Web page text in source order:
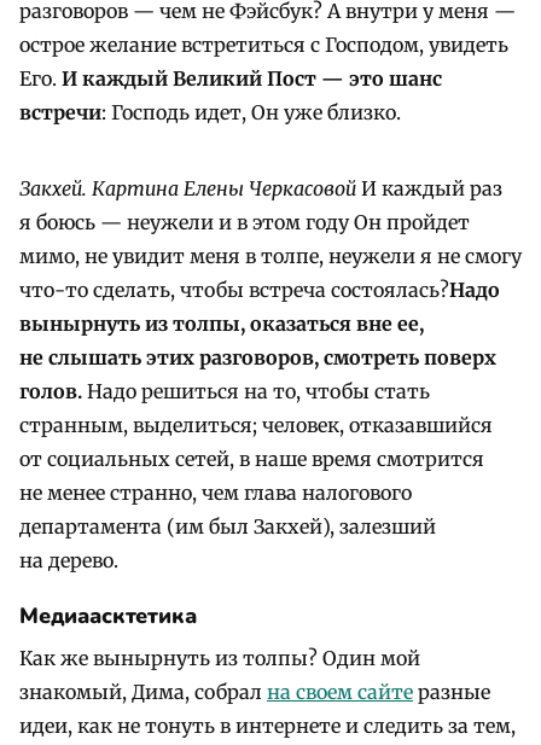
разговоров — чем не Фэйсбук? А внутри у меня —
острое желание встретиться с Господом, увидеть
Его. И каждый Великий Пост — это шанс
встречи: Господь идет, Он уже близко.
Закхей. Картина Елены Черкасовой И каждый раз
я боюсь — неужели и в этом году Он пройдет
мимо, не увидит меня в толпе, неужели я не смогу
что-то сделать, чтобы встреча состоялась?Надо
вынырнуть из толпы, оказаться вне ее,
не слышать этих разговоров, смотреть поверх
голов. Надо решиться на то, чтобы стать
странным, выделиться; человек, отказавшийся
от социальных сетей, в наше время смотрится
не менее странно, чем глава налогового
департамента (им был Закхей), залезший
на дерево.
Медиаасктетика
Как же вынырнуть из толпы? Один мой
знакомый, Дима, собрал на своем сайте разные
идеи, как не тонуть в интернете и следить за тем,